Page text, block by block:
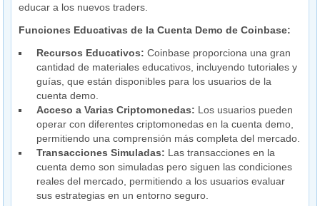
educar a los nuevos traders.
Funciones Educativas de la Cuenta Demo de Coinbase:
Recursos Educativos: Coinbase proporciona una gran
cantidad de materiales educativos, incluyendo tutoriales y
guías, que están disponibles para los usuarios de la
cuenta demo.
Acceso a Varias Criptomonedas: Los usuarios pueden
operar con diferentes criptomonedas en la cuenta demo,
permitiendo una comprensión más completa del mercado.
Transacciones Simuladas: Las transacciones en la
cuenta demo son simuladas pero siguen las condiciones
reales del mercado, permitiendo a los usuarios evaluar
sus estrategias en un entorno seguro.